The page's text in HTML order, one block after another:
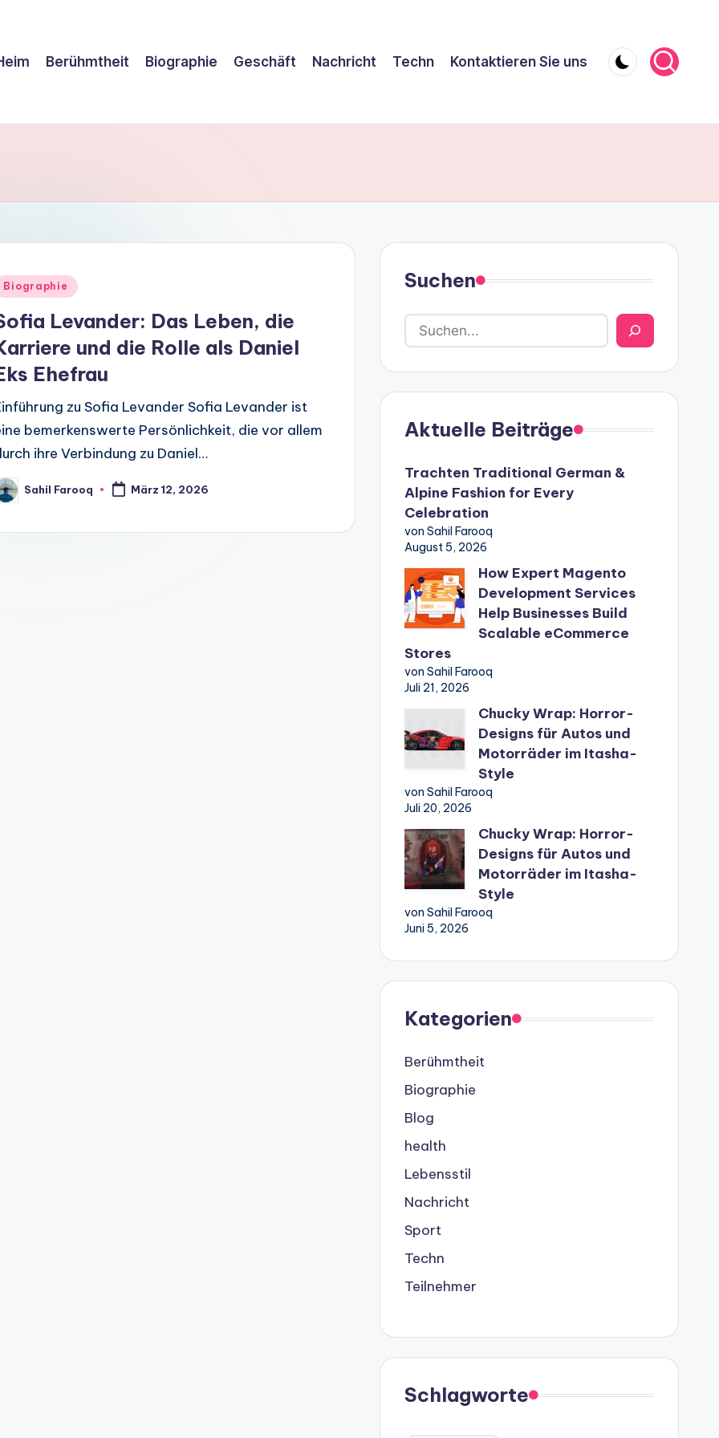
Berühmtheit Biographie Geschäft Nachricht Techn Kontaktieren Sie uns
Biographie
Levander: Das Leben, die
und die Rolle als Daniel
Ehefrau
zu Sofia Levander Sofia Levander ist
bemerkenswerte Persönlichkeit, die vor allem
ihre Verbindung zu Daniel…
Sahil Farooq März 12, 2026
Suchen
Aktuelle Beiträge
Trachten Traditional German &
Alpine Fashion for Every
Celebration
von Sahil Farooq
August 5, 2026
How Expert Magento
Development Services
Help Businesses Build
Scalable eCommerce
Stores
von Sahil Farooq
Juli 21, 2026
Chucky Wrap: Horror-
Designs für Autos und
Motorräder im Itasha-
Style
von Sahil Farooq
Juli 20, 2026
Chucky Wrap: Horror-
Designs für Autos und
Motorräder im Itasha-
Style
von Sahil Farooq
Juni 5, 2026
Kategorien
Berühmtheit
Biographie
Blog
health
Lebensstil
Nachricht
Sport
Techn
Teilnehmer
Schlagworte